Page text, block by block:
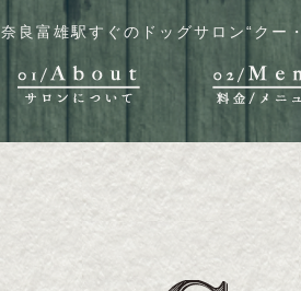
奈良富雄駅すぐのドッグサロン“クー